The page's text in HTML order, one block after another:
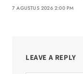
7 AGUSTUS 2026 2:00 PM
LEAVE A REPLY